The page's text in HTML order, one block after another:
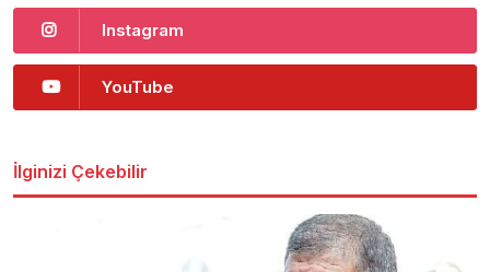
Instagram
YouTube
İlginizi Çekebilir